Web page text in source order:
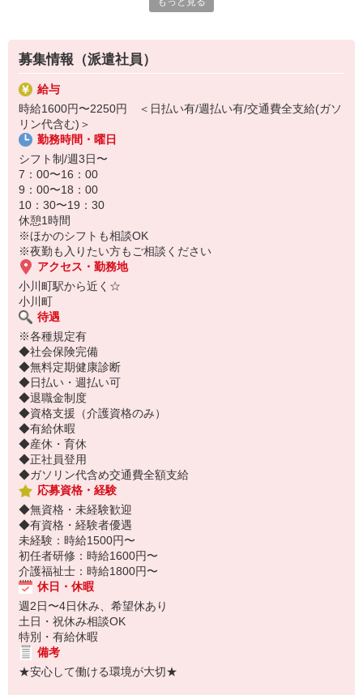
◆病室内のシーツ交換、清掃
◆患者さんの生活介助 など
資格も経験も問いません！
看護師さんをサポートする看護助手として、ピカピカな病院に勤務
していただきます♪
定時退社なのでプライベート時間も充実◎
夕方には帰宅して子どものお迎えや家のことをやりたい主婦（夫）
さんも活躍中です★
履歴書不要！
電話でサクッと登録して職場を見学⇒気に入れば即日お仕事スター
ト♪
募集情報（派遣社員）
給与
時給1600円〜2250円 ＜日払い有/週払い有/交通費全支給(ガソ
リン代含む)＞
勤務時間・曜日
シフト制/週3日〜
7：00〜16：00
9：00〜18：00
10：30〜19：30
休憩1時間
※ほかのシフトも相談OK
※夜勤も入りたい方もご相談ください
アクセス・勤務地
小川町駅から近く☆
小川町
待遇
※各種規定有
◆社会保険完備
◆無料定期健康診断
◆日払い・週払い可
◆退職金制度
◆資格支援（介護資格のみ）
◆有給休暇
◆産休・育休
◆正社員登用
◆ガソリン代含め交通費全額支給
応募資格・経験
◆無資格・未経験歓迎
◆有資格・経験者優遇
未経験：時給1500円〜
初任者研修：時給1600円〜
介護福祉士：時給1800円〜
休日・休暇
週2日〜4日休み、希望休あり
土日・祝休み相談OK
特別・有給休暇
備考
★安心して働ける環境が大切★